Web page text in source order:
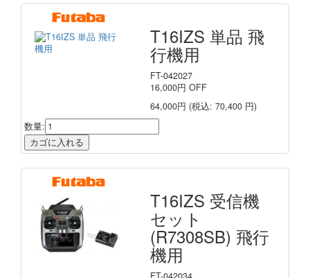
T16IZS 単品 飛
行機用
FT-042027
16,000円 OFF
64,000円 (税込: 70,400 円)
数量:
T16IZS 受信機
セット
(R7308SB) 飛行
機用